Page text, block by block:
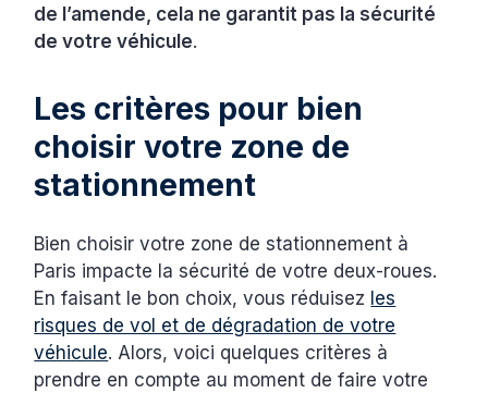
de l’amende, cela ne garantit pas la sécurité
de votre véhicule.
Les critères pour bien
choisir votre zone de
stationnement
Bien choisir votre zone de stationnement à
Paris impacte la sécurité de votre deux-roues.
En faisant le bon choix, vous réduisez les
risques de vol et de dégradation de votre
véhicule. Alors, voici quelques critères à
prendre en compte au moment de faire votre